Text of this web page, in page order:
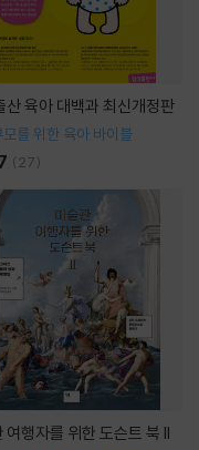
산 육아 대백과 최신개정판
모를 위한 육아 바이블
( 27)
여행자를 위한 도슨트 북 II